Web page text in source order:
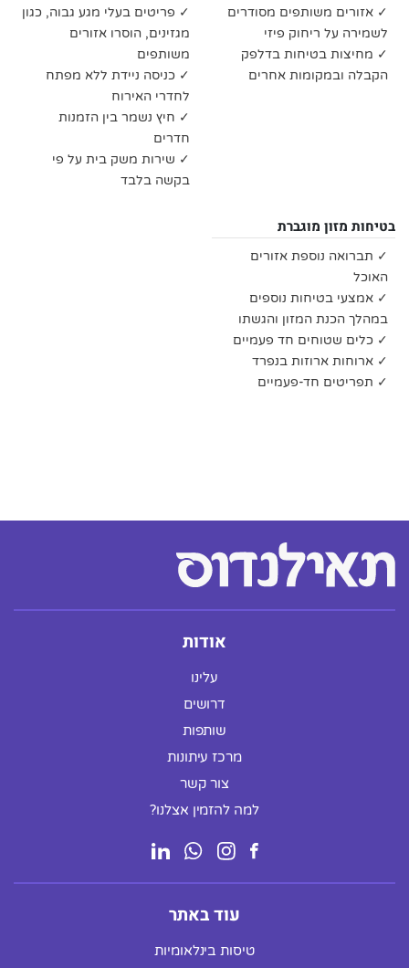
✓ אזורים משותפים מסודרים
לשמירה על ריחוק פיזי
✓ מחיצות בטיחות בדלפק
הקבלה ובמקומות אחרים
✓ פריטים בעלי מגע גבוה, כגון
מגזינים, הוסרו אזורים
משותפים
✓ כניסה ניידת ללא מפתח
לחדרי האירוח
✓ חיץ נשמר בין הזמנות
חדרים
✓ שירות משק בית על פי
בקשה בלבד
בטיחות מזון מוגברת
✓ תברואה נוספת אזורים
האוכל
✓ אמצעי בטיחות נוספים
במהלך הכנת המזון והגשתו
✓ כלים שטוחים חד פעמיים
✓ ארוחות ארוזות בנפרד
✓ תפריטים חד-פעמיים
אודות
עלינו
דרושים
שותפות
מרכז עיתונות
צור קשר
למה להזמין אצלנו?
עוד באתר
טיסות בינלאומיות